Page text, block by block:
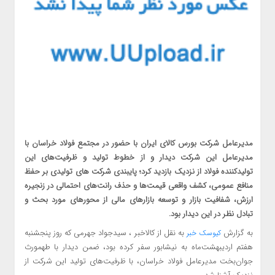
مدیرعامل شرکت بورس کالای ایران با حضور در مجتمع فولاد خراسان با
مدیرعامل این شرکت دیدار و از خطوط تولید و ظرفیت‌های این
تولیدکننده فولاد از نزدیک بازدید کرد؛ پایبندی شرکت های تولیدی بر حفظ
منافع عمومی، کشف واقعی قیمت‌ها و حذف رانت‌های احتمالی در زنجیره
ارزش، شفافیت بازار و توسعه بازارهای مالی از محورهای مورد بحث و
تبادل نظر در این دیدار بود.
به گزارش کیوسک خبر به نقل از کالاخبر ، سیدجواد جهرمی که روز پنجشنبه
هفتم اردیبهشت‌ماه به نیشابور سفر کرده بود، ضمن دیدار با طهمورث
جوان‌بخت مدیرعامل فولاد خراسان، با ظرفیت‌های تولید این شرکت از